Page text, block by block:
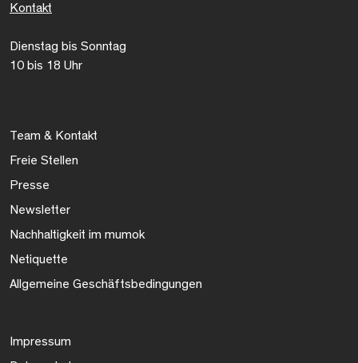
Kontakt
Dienstag bis Sonntag
10 bis 18 Uhr
Team & Kontakt
Freie Stellen
Presse
Newsletter
Nachhaltigkeit im mumok
Netiquette
Allgemeine Geschäftsbedingungen
Impressum